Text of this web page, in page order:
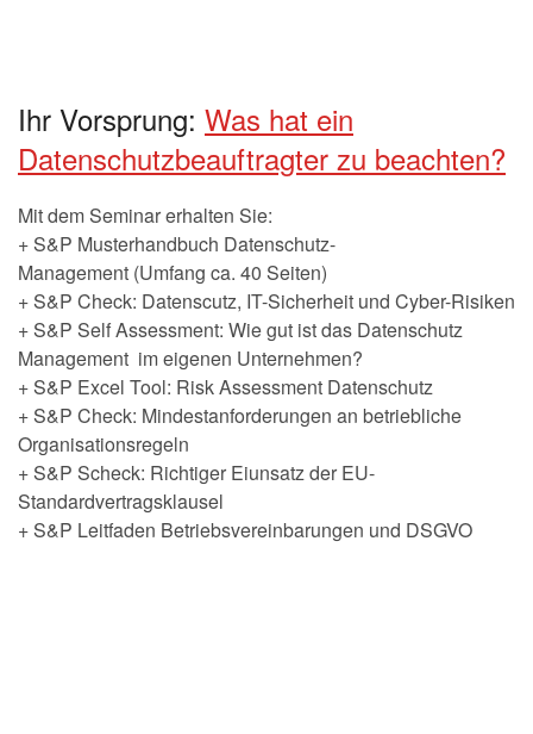
Ihr Vorsprung: Was hat ein
Datenschutzbeauftragter zu beachten?
Mit dem Seminar erhalten Sie:
+ S&P Musterhandbuch Datenschutz-
Management (Umfang ca. 40 Seiten)
+ S&P Check: Datenscutz, IT-Sicherheit und Cyber-Risiken
+ S&P Self Assessment: Wie gut ist das Datenschutz
Management im eigenen Unternehmen?
+ S&P Excel Tool: Risk Assessment Datenschutz
+ S&P Check: Mindestanforderungen an betriebliche
Organisationsregeln
+ S&P Scheck: Richtiger Eiunsatz der EU-
Standardvertragsklausel
+ S&P Leitfaden Betriebsvereinbarungen und DSGVO